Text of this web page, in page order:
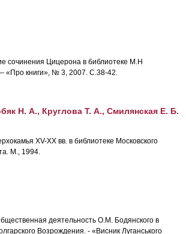
сочинения Цицерона в библиотеке М.Н
«Про книги», № 3, 2007. С.38-42.
Н. А., Круглова Т. А., Смилянская Е. Б.
XV-XX вв. в библиотеке Московского
М., 1994.
деятельность О.М. Бодянского в
Возрождения. - «Висник Луганського